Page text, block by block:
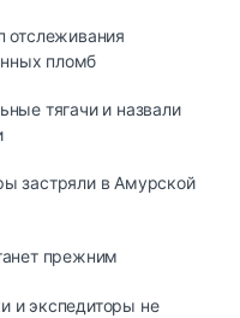
отслеживания
пломб
тягачи и назвали
застряли в Амурской
прежним
и экспедиторы не